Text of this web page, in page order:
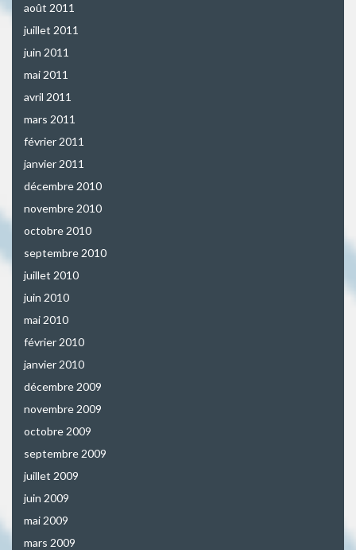
août 2011
juillet 2011
juin 2011
mai 2011
avril 2011
mars 2011
février 2011
janvier 2011
décembre 2010
novembre 2010
octobre 2010
septembre 2010
juillet 2010
juin 2010
mai 2010
février 2010
janvier 2010
décembre 2009
novembre 2009
octobre 2009
septembre 2009
juillet 2009
juin 2009
mai 2009
mars 2009